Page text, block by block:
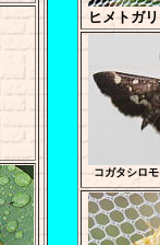
ヒメトガ
コガタシロ